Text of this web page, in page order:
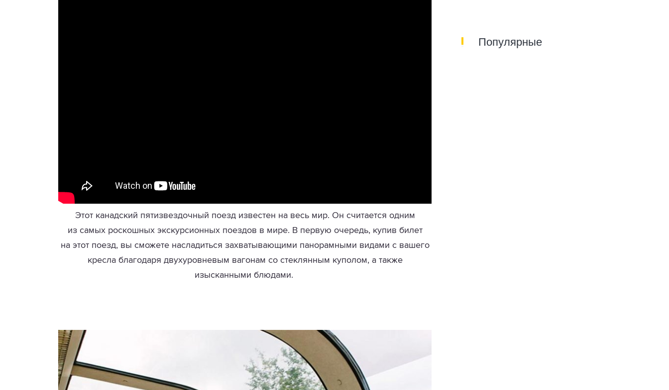
Этот канадский пятизвездочный поезд известен на весь мир. Он считается одним
из самых роскошных экскурсионных поездов в мире. В первую очередь, купив билет
на этот поезд, вы сможете насладиться захватывающими панорамными видами с вашего
кресла благодаря двухуровневым вагонам со стеклянным куполом, а также
изысканными блюдами.
Популярные